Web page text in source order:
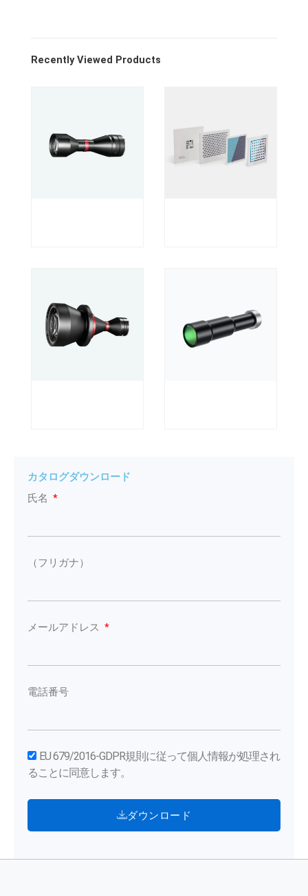
Recently Viewed Products
カタログダウンロード
氏名
（フリガナ）
メールアドレス
電話番号
EU 679/2016-GDPR規則に従って個人情報が処理され
ることに同意します。
ダウンロード